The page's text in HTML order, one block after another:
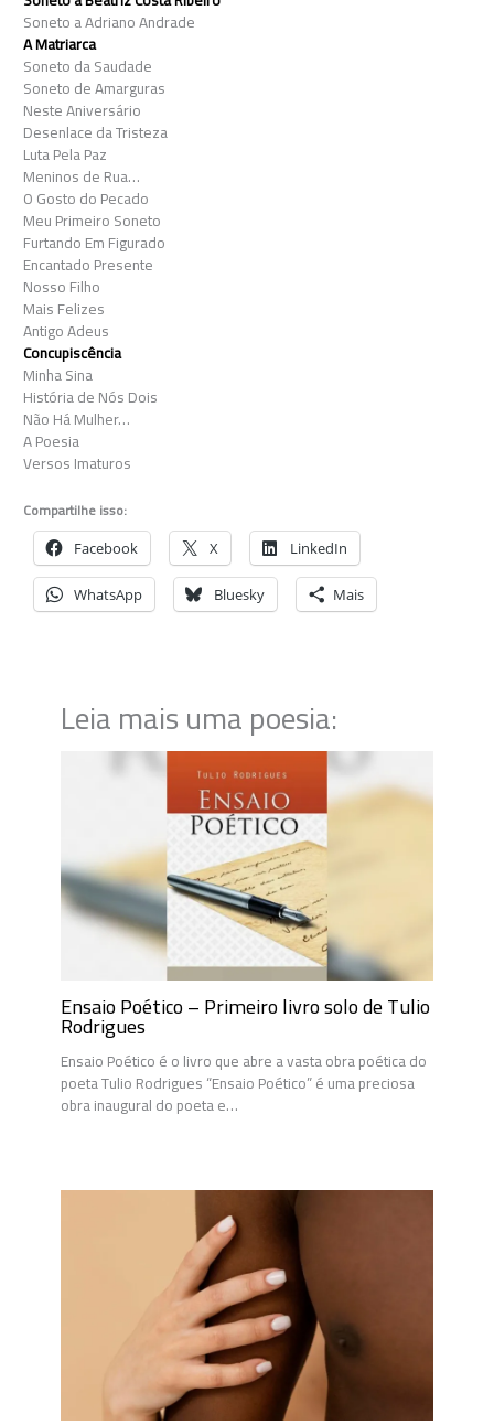
Soneto a Adriano Andrade
A Matriarca
Soneto da Saudade
Soneto de Amarguras
Neste Aniversário
Desenlace da Tristeza
Luta Pela Paz
Meninos de Rua…
O Gosto do Pecado
Meu Primeiro Soneto
Furtando Em Figurado
Encantado Presente
Nosso Filho
Mais Felizes
Antigo Adeus
Concupiscência
Minha Sina
História de Nós Dois
Não Há Mulher…
A Poesia
Versos Imaturos
Compartilhe isso:
Facebook X LinkedIn
WhatsApp Bluesky Mais
Leia mais uma poesia:
Ensaio Poético – Primeiro livro solo de Tulio
Rodrigues
Ensaio Poético é o livro que abre a vasta obra poética do
poeta Tulio Rodrigues “Ensaio Poético” é uma preciosa
obra inaugural do poeta e…